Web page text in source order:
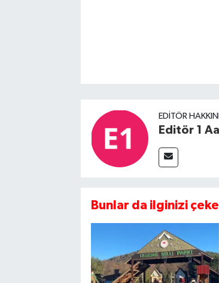
EDITÖR
Editör 1 Aa
Bunlar da ilginizi